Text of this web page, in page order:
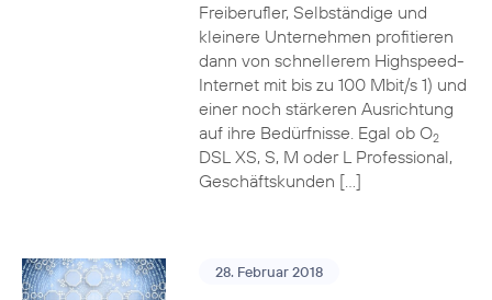
Freiberufler, Selbständige und
kleinere Unternehmen profitieren
dann von schnellerem Highspeed-
Internet mit bis zu 100 Mbit/s 1) und
einer noch stärkeren Ausrichtung
auf ihre Bedürfnisse. Egal ob O2
DSL XS, S, M oder L Professional,
Geschäftskunden […]
28. Februar 2018